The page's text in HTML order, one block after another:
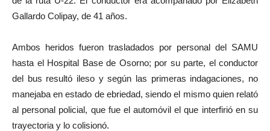
Gallardo Colipay, de 41 años.
Ambos heridos fueron trasladados por personal del SAMU
hasta el Hospital Base de Osorno; por su parte, el conductor
del bus resultó ileso y según las primeras indagaciones, no
manejaba en estado de ebriedad, siendo el mismo quien relató
al personal policial, que fue el automóvil el que interfirió en su
trayectoria y lo colisionó.